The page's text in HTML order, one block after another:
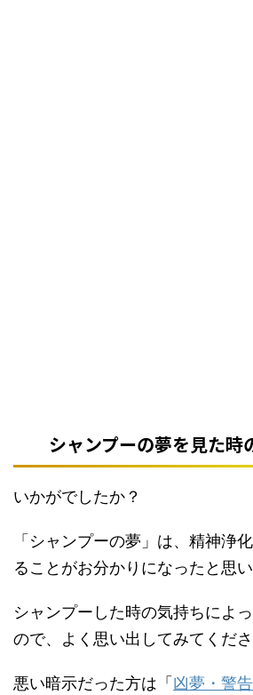
シャンプーの夢を見た時
いかがでしたか？
「シャンプーの夢」は、精神浄
ることがお分かりになったと思い
シャンプーした時の気持ちによ
ので、よく思い出してみてくださ
悪い暗示だった方は「 凶夢・警